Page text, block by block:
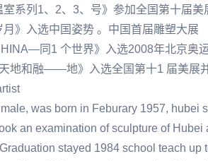
系列1、2、3、号》参加全国第十届美
》入选中国姿势 。中国首届雕塑大展
同1 个世界》入选2008年北京奥运
地和融——地》入选全国第十1 届美展
was born in Feburary 1957, hubei
an examination of sculpture of
stayed 1984 school teach